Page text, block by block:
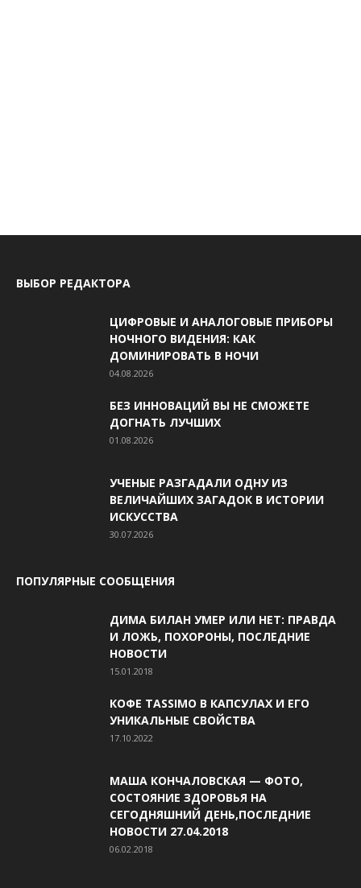
ВЫБОР РЕДАКТОРА
ЦИФРОВЫЕ И АНАЛОГОВЫЕ ПРИБОРЫ
НОЧНОГО ВИДЕНИЯ: КАК
ДОМИНИРОВАТЬ В НОЧИ
04.08.2026
БЕЗ ИННОВАЦИЙ ВЫ НЕ СМОЖЕТЕ
ДОГНАТЬ ЛУЧШИХ
01.08.2026
УЧЕНЫЕ РАЗГАДАЛИ ОДНУ ИЗ
ВЕЛИЧАЙШИХ ЗАГАДОК В ИСТОРИИ
ИСКУССТВА
30.07.2026
ПОПУЛЯРНЫЕ СООБЩЕНИЯ
ДИМА БИЛАН УМЕР ИЛИ НЕТ: ПРАВДА
И ЛОЖЬ, ПОХОРОНЫ, ПОСЛЕДНИЕ
НОВОСТИ
15.01.2018
КОФЕ TASSIMO В КАПСУЛАХ И ЕГО
УНИКАЛЬНЫЕ СВОЙСТВА
17.10.2022
МАША КОНЧАЛОВСКАЯ — ФОТО,
СОСТОЯНИЕ ЗДОРОВЬЯ НА
СЕГОДНЯШНИЙ ДЕНЬ,ПОСЛЕДНИЕ
НОВОСТИ 27.04.2018
06.02.2018